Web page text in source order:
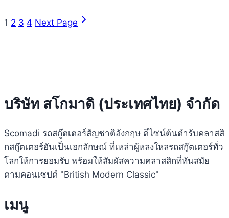
1 2 3 4 Next Page
บริษัท สโกมาดิ (ประเทศไทย) จำกัด
Scomadi รถสกู๊ตเตอร์สัญชาติอังกฤษ ดีไซน์ต้นตำรับคลาสสิ
กสกู๊ตเตอร์อันเป็นเอกลักษณ์ ที่เหล่าผู้หลงใหลรถสกู๊ตเตอร์ทั่ว
โลกให้การยอมรับ พร้อมให้สัมผัสความคลาสสิกที่ทันสมัย
ตามคอนเซปต์ "British Modern Classic"
เมนู